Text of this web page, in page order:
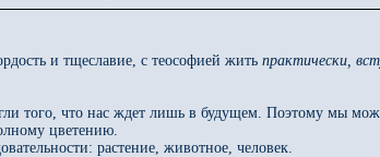
и тщеславие, с теософией жить практически,
того, что нас ждет лишь в будущем. Поэтому мы
цветению.
растение, животное, человек.